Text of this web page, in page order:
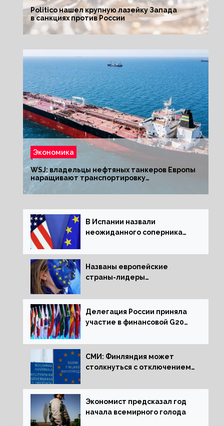
Politico нашел крупную лазейку Запада
в санкциях против России
Экономика
WSJ: владельцы нефтяных танкеров Европы
наращивают транспортировку
из РФ до санкций
В Испании назвали
неожиданного соперника
Названы европейские
страны-лидеры
активов
Делегация России приняла
участие в финансовой G20
СМИ: Финляндия может
столкнуться с отключением
Экономист предсказал год
начала всемирного голода